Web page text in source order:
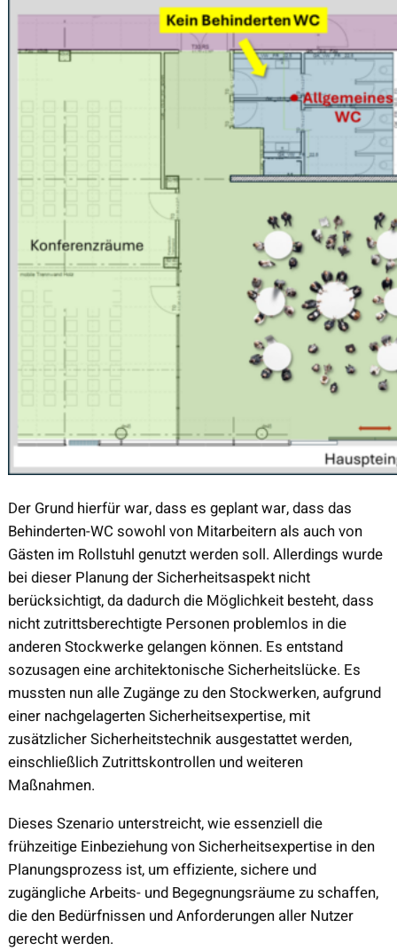
Der Grund hierfür war, dass es geplant war, dass das
Behinderten-WC sowohl von Mitarbeitern als auch von
Gästen im Rollstuhl genutzt werden soll. Allerdings wurde
bei dieser Planung der Sicherheitsaspekt nicht
berücksichtigt, da dadurch die Möglichkeit besteht, dass
nicht zutrittsberechtigte Personen problemlos in die
anderen Stockwerke gelangen können. Es entstand
sozusagen eine architektonische Sicherheitslücke. Es
mussten nun alle Zugänge zu den Stockwerken, aufgrund
einer nachgelagerten Sicherheitsexpertise, mit
zusätzlicher Sicherheitstechnik ausgestattet werden,
einschließlich Zutrittskontrollen und weiteren
Maßnahmen.
Dieses Szenario unterstreicht, wie essenziell die
frühzeitige Einbeziehung von Sicherheitsexpertise in den
Planungsprozess ist, um effiziente, sichere und
zugängliche Arbeits- und Begegnungsräume zu schaffen,
die den Bedürfnissen und Anforderungen aller Nutzer
gerecht werden.